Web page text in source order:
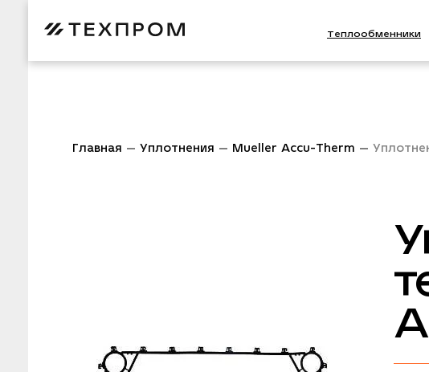
Теплообменники
Главная Уплотнения Mueller Accu-Therm